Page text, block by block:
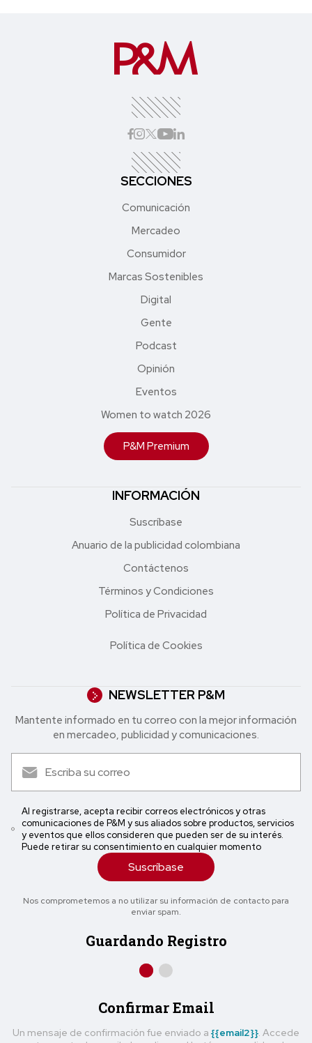
SECCIONES
Comunicación
Mercadeo
Consumidor
Marcas Sostenibles
Digital
Gente
Podcast
Opinión
Eventos
Women to watch 2026
P&M Premium
INFORMACIÓN
Suscríbase
Anuario de la publicidad colombiana
Contáctenos
Términos y Condiciones
Política de Privacidad
Política de Cookies
NEWSLETTER P&M
Mantente informado en tu correo con la mejor in formación
en mercadeo, publicidad y comunicaciones.
Al registrarse, acepta recibir correos electrónicos y otras
comunicaciones de P&M y sus aliados sobre productos, servicios
y eventos que ellos consideren que pueden ser de su interés.
Puede retirar su consentimiento en cualquier momento
Suscríbase
Nos comprometemos a no utilizar su información de contacto para
enviar spam.
Guardando Registro
Confirmar Email
Un mensaje de confirmación fue enviado a {{email2}} . Accede